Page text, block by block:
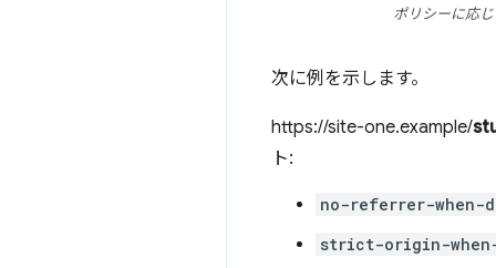
ポリシーに応
次に例を示します。
https://site-one.example/
ト:
no-referrer-when-
strict-origin-